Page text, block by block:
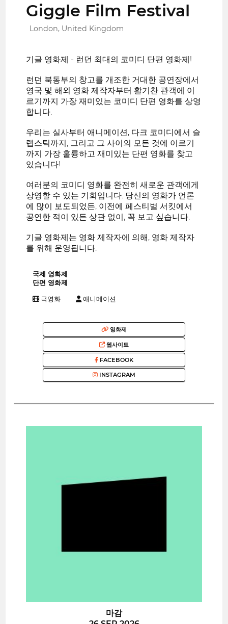
Giggle Film Festival
London, United Kingdom
기글 영화제 - 런던 최대의 코미디 단편 영화제!
런던 북동부의 창고를 개조한 거대한 공연장에서
영국 및 해외 영화 제작자부터 활기찬 관객에 이
르기까지 가장 재미있는 코미디 단편 영화를 상영
합니다.
우리는 실사부터 애니메이션, 다크 코미디에서 슬
랩스틱까지, 그리고 그 사이의 모든 것에 이르기
까지 가장 훌륭하고 재미있는 단편 영화를 찾고
있습니다!
여러분의 코미디 영화를 완전히 새로운 관객에게
상영할 수 있는 기회입니다. 당신의 영화가 언론
에 많이 보도되었든, 이전에 페스티벌 서킷에서
공연한 적이 있든 상관 없이, 꼭 보고 싶습니다.
기글 영화제는 영화 제작자에 의해, 영화 제작자
를 위해 운영됩니다.
국제 영화제
단편 영화제
극영화 애니메이션
영화제
웹사이트
FACEBOOK
INSTAGRAM
마감